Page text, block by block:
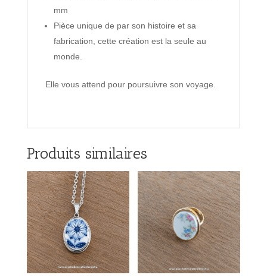
mm
Pièce unique de par son histoire et sa
fabrication, cette création est la seule au
monde.
Elle vous attend pour poursuivre son voyage.
Produits similaires